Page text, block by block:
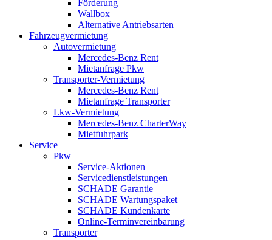
Förderung
Wallbox
Alternative Antriebsarten
Fahrzeugvermietung
Autovermietung
Mercedes-Benz Rent
Mietanfrage Pkw
Transporter-Vermietung
Mercedes-Benz Rent
Mietanfrage Transporter
Lkw-Vermietung
Mercedes-Benz CharterWay
Mietfuhrpark
Service
Pkw
Service-Aktionen
Servicedienstleistungen
SCHADE Garantie
SCHADE Wartungspaket
SCHADE Kundenkarte
Online-Terminvereinbarung
Transporter